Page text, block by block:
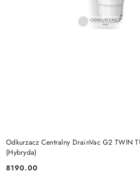
Odkurzacz Centralny DrainVac G2 TWIN
(Hybryda)
Cena:
8190.00